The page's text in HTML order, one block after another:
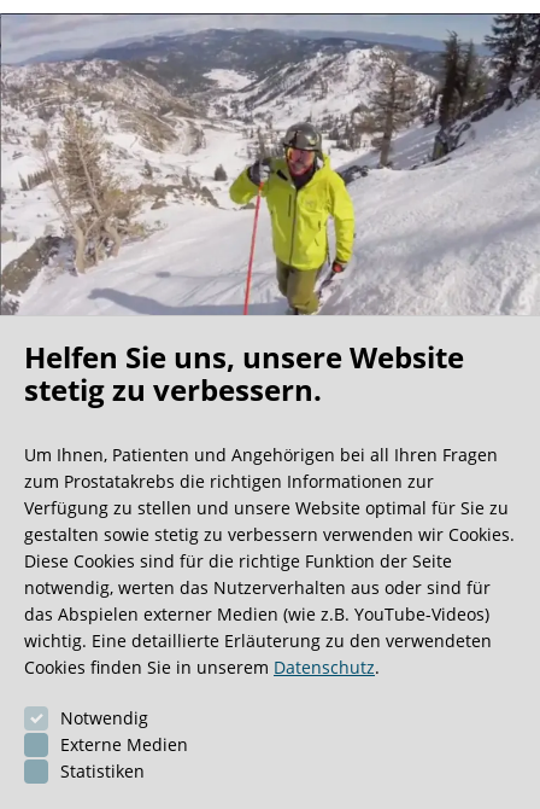
Oh what a ride!
Wir bekommen ja viele tolle Gästebucheinträge,
aber dieser ist doch sehr ungewöhnlich.
0:40 Minuten
Helfen Sie uns, unsere Website
stetig zu verbessern.
Um Ihnen, Patienten und Angehörigen bei all Ihren Fragen
zum Prostatakrebs die richtigen Informationen zur
Verfügung zu stellen und unsere Website optimal für Sie zu
gestalten sowie stetig zu verbessern verwenden wir Cookies.
Diese Cookies sind für die richtige Funktion der Seite
notwendig, werten das Nutzerverhalten aus oder sind für
das Abspielen externer Medien (wie z.B. YouTube-Videos)
wichtig. Eine detaillierte Erläuterung zu den verwendeten
Cookies finden Sie in unserem Datenschutz.
Notwendig
Externe Medien
Statistiken